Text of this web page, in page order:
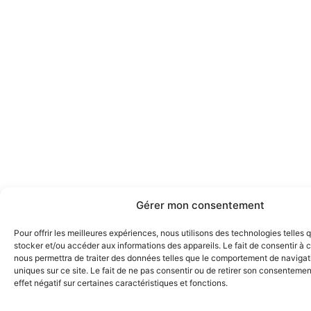
Gérer mon consentement
Pour offrir les meilleures expériences, nous utilisons des technologies telles
stocker et/ou accéder aux informations des appareils. Le fait de consentir à
nous permettra de traiter des données telles que le comportement de
uniques sur ce site. Le fait de ne pas consentir ou de retirer son
effet négatif sur certaines caractéristiques et fonctions.